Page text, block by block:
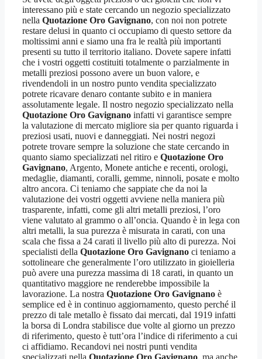
interessano più e state cercando un negozio specializzato
nella Quotazione Oro Gavignano, con noi non potrete
restare delusi in quanto ci occupiamo di questo settore da
moltissimi anni e siamo una fra le realtà più importanti
presenti su tutto il territorio italiano. Dovete sapere infatti
che i vostri oggetti costituiti totalmente o parzialmente in
metalli preziosi possono avere un buon valore, e
rivendendoli in un nostro punto vendita specializzato
potrete ricavare denaro contante subito e in maniera
assolutamente legale. Il nostro negozio specializzato nella
Quotazione Oro Gavignano infatti vi garantisce sempre
la valutazione di mercato migliore sia per quanto riguarda i
preziosi usati, nuovi e danneggiati. Nei nostri negozi
potrete trovare sempre la soluzione che state cercando in
quanto siamo specializzati nel ritiro e Quotazione Oro
Gavignano, Argento, Monete antiche e recenti, orologi,
medaglie, diamanti, coralli, gemme, ninnoli, posate e molto
altro ancora. Ci teniamo che sappiate che da noi la
valutazione dei vostri oggetti avviene nella maniera più
trasparente, infatti, come gli altri metalli preziosi, l’oro
viene valutato al grammo o all’oncia. Quando è in lega con
altri metalli, la sua purezza è misurata in carati, con una
scala che fissa a 24 carati il livello più alto di purezza. Noi
specialisti della Quotazione Oro Gavignano ci teniamo a
sottolineare che generalmente l’oro utilizzato in gioielleria
può avere una purezza massima di 18 carati, in quanto un
quantitativo maggiore ne renderebbe impossibile la
lavorazione. La nostra Quotazione Oro Gavignano è
semplice ed è in continuo aggiornamento, questo perché il
prezzo di tale metallo è fissato dai mercati, dal 1919 infatti
la borsa di Londra stabilisce due volte al giorno un prezzo
di riferimento, questo è tutt’ora l’indice di riferimento a cui
ci affidiamo. Recandovi nei nostri punti vendita